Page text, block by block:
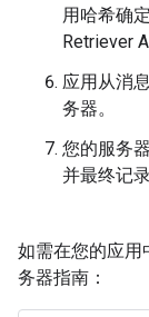
用哈希确
Retriever
应用从消
务器。
您的服务
并最终记
如需在您的应用
务器指南：